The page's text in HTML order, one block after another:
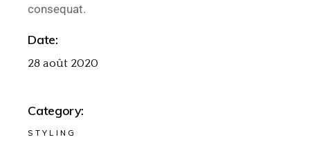
consequat.
Date:
28 août 2020
Category:
STYLING